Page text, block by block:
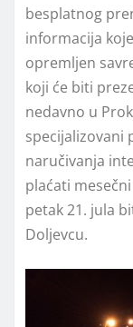
besplatnog
informacija
opremljen
koji će biti
nedavno u
specijalizovani
naručivanja
plaćati
petak 21. jula
Doljevcu.